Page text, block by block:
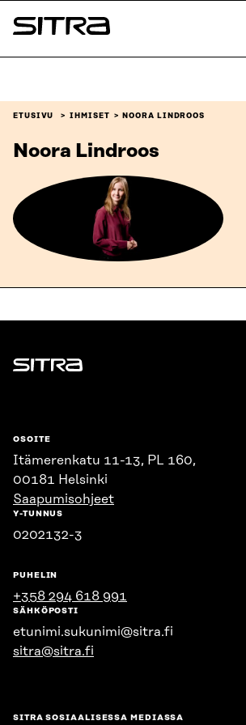
Siirry
suoraan
Sitra
ETUSIVU IHMISET NOORA LINDROOS
Noora Lindroos
Sitra
OSOITE
Itämerenkatu 11-13, PL 160,
00181 Helsinki
Saapumisohjeet
Y-TUNNUS
0202132-3
PUHELIN
+358 294 618 991
SÄHKÖPOSTI
etunimi.sukunimi@sitra.fi
sitra@sitra.fi
SITRA SOSIAALISESSA MEDIASSA